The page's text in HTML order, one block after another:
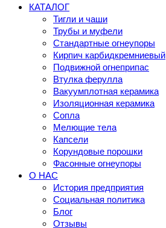
КАТАЛОГ
Тигли и чаши
Трубы и муфели
Стандартные огнеупоры
Кирпич карбидкремниевый
Подвижной огнеприпас
Втулка ферулла
Вакуумплотная керамика
Изоляционная керамика
Сопла
Мелющие тела
Капсели
Корундовые порошки
Фасонные огнеупоры
О НАС
История предприятия
Социальная политика
Блог
Отзывы